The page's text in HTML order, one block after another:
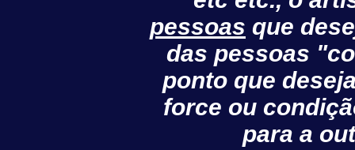
pessoas que
das pessoas
ponto que
force ou
para a